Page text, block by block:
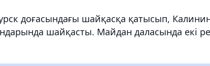
доғасындағы шайқасқа қатысып,
шайқасты. Майдан даласында екі